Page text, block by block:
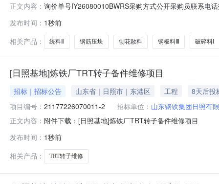
正文内容： 询价单号IY26080010BWRS采购方式公开采购员联系电
破碎料IV，≤0.2×0.1×0.1，堆比重≥0.8t/
发布时间： 1秒前
相关产品：
统料Ⅱ 钢筋压块 刨花散料 钢板料Ⅲ 破碎料Ⅰ
[日照基地]炼铁厂TRT转子备件维修项目
招标｜招标公告 山东省｜日照市｜东港区 工程
8天后投
项目编号： 21177226070011-2 招标单位： 山东钢铁集团日照有
正文内容： 附件下载：[日照基地]炼铁厂TRT转子备件维修项目
发布时间： 1秒前
相关产品：
TRT转子维修